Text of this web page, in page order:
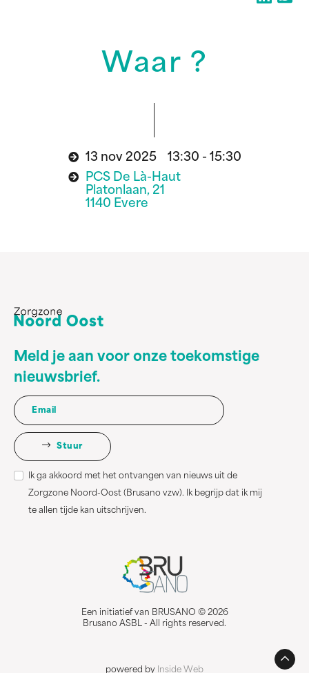
Waar ?
13 nov 2025 13:30 - 15:30
PCS De Là-Haut
Platonlaan, 21
1140 Evere
Meld je aan voor onze toekomstige
nieuwsbrief.
Stuur
Ik ga akkoord met het ontvangen van nieuws uit de
Zorgzone Noord-Oost (Brusano vzw). Ik begrijp dat ik mij
te allen tijde kan uitschrijven.
Een initiatief van BRUSANO © 2026
Brusano ASBL - All rights reserved.
powered by Inside Web